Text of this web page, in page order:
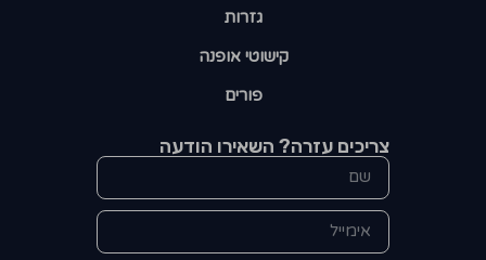
גזרות
קישוטי אופנה
פורים
צריכים עזרה? השאירו הודעה